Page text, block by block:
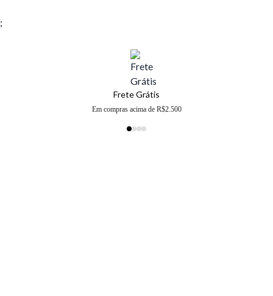
;
Frete Grátis
Em compras acima de R$2.500